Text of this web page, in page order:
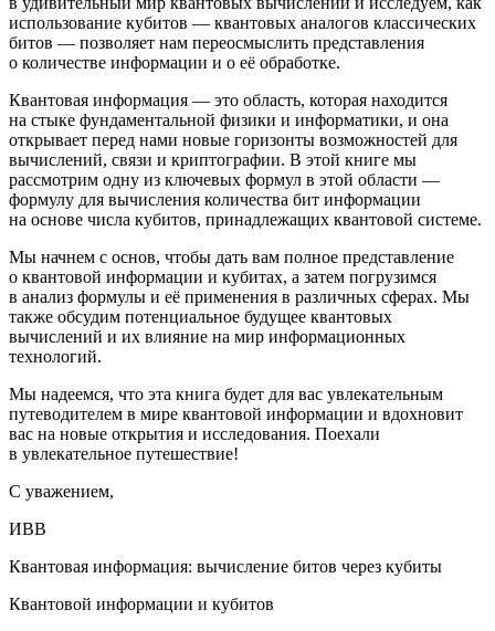
использование кубитов — квантовых аналогов классических
битов — позволяет нам переосмыслить представления
о количестве информации и о её обработке.
Квантовая информация — это область, которая находится
на стыке фундаментальной физики и информатики, и она
открывает перед нами новые горизонты возможностей для
вычислений, связи и криптографии. В этой книге мы
рассмотрим одну из ключевых формул в этой области —
формулу для вычисления количества бит информации
на основе числа кубитов, принадлежащих квантовой системе.
Мы начнем с основ, чтобы дать вам полное представление
о квантовой информации и кубитах, а затем погрузимся
в анализ формулы и её применения в различных сферах. Мы
также обсудим потенциальное будущее квантовых
вычислений и их влияние на мир информационных
технологий.
Мы надеемся, что эта книга будет для вас увлекательным
путеводителем в мире квантовой информации и вдохновит
вас на новые открытия и исследования. Поехали
в увлекательное путешествие!
С уважением,
ИВВ
Квантовая информация: вычисление битов через кубиты
Квантовой информации и кубитов